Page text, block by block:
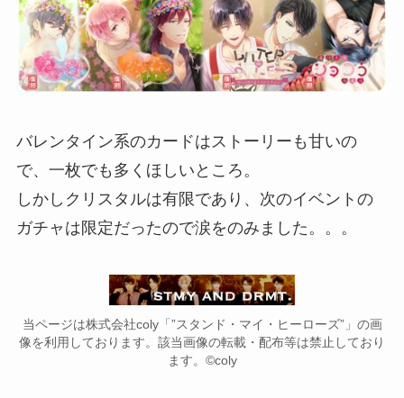
バレンタイン系のカードはストーリーも甘いの
で、一枚でも多くほしいところ。
しかしクリスタルは有限であり、次のイベントの
ガチャは限定だったので涙をのみました。。。
当ページは株式会社coly「”スタンド・マイ・ヒーローズ”」の画
像を利用しております。該当画像の転載・配布等は禁止しており
ます。©coly